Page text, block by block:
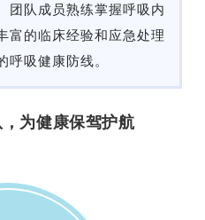
团队成员熟练掌握呼吸内
富的临床经验和应急处理
呼吸健康防线。
为健康保驾护航